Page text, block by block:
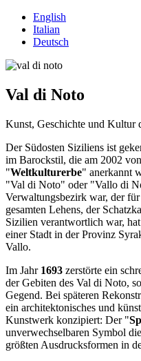
English
Italian
Deutsch
Val di Noto
Kunst, Geschichte und Kultur
Der Südosten Siziliens ist
im Barockstil, die am 2002
"Weltkulturerbe" anerkannt
"Val di Noto" oder "Vallo di
Verwaltungsbezirk war, der
gesamten Lehens, der
Sizilien verantwortlich war,
einer Stadt in der Provinz
Vallo.
Im Jahr 1693 zerstörte ein
der Gebiten des Val di Noto,
Gegend. Bei späteren
ein architektonisches und
Kunstwerk konzipiert: Der "
unverwechselbaren Symbol
größten Ausdrucksformen in